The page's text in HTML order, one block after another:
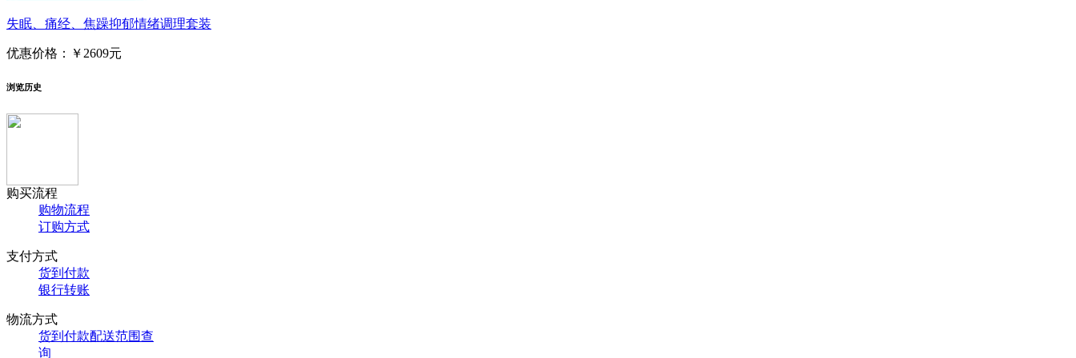
失眠、痛经、焦躁抑郁情绪调理套装
优惠价格： ￥2609元
浏览历史
购买流程
购物流程
订购方式
支付方式
货到付款
银行转账
物流方式
货到付款配送范围查
询